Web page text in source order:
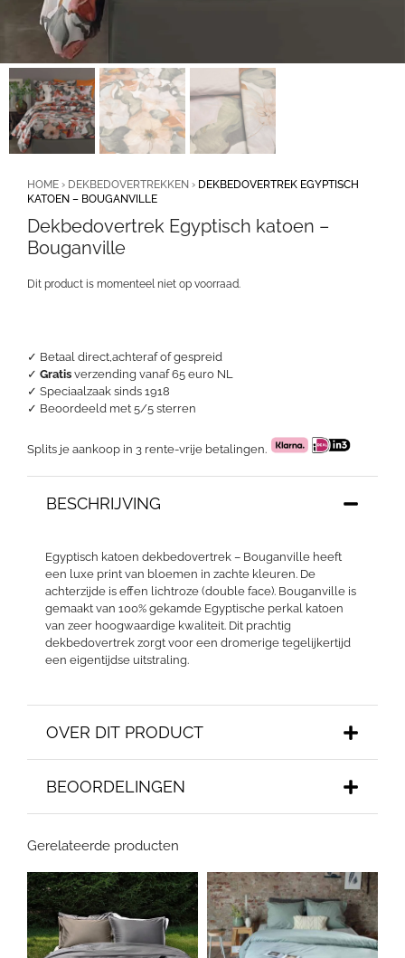
✓ Betaal direct,achteraf of gespreid
✓ Gratis verzending vanaf 65 euro NL
✓ Speciaalzaak sinds 1918
✓ Beoordeeld met 5/5 sterren
Splits je aankoop in 3 rente-vrije betalingen.
HOME › DEKBEDOVERTREKKEN › DEKBEDOVERTREK EGYPTISCH
KATOEN – BOUGANVILLE
Dekbedovertrek Egyptisch katoen –
Bouganville
BESCHRIJVING
Egyptisch katoen dekbedovertrek – Bouganville heeft
een luxe print van bloemen in zachte kleuren. De
achterzijde is effen lichtroze (double face). Bouganville is
gemaakt van 100% gekamde Egyptische perkal katoen
van zeer hoogwaardige kwaliteit. Dit prachtig
dekbedovertrek zorgt voor een dromerige tegelijkertijd
een eigentijdse uitstraling.
OVER DIT PRODUCT
BEOORDELINGEN
Dit product is momenteel niet op voorraad.
Gerelateerde producten